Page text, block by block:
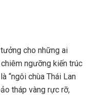
cho những ai
ngưỡng kiến trúc
“ngôi chùa Thái Lan
tháp vàng rực rỡ,